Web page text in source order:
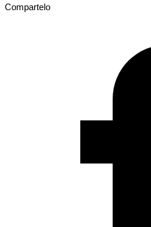
Compartelo